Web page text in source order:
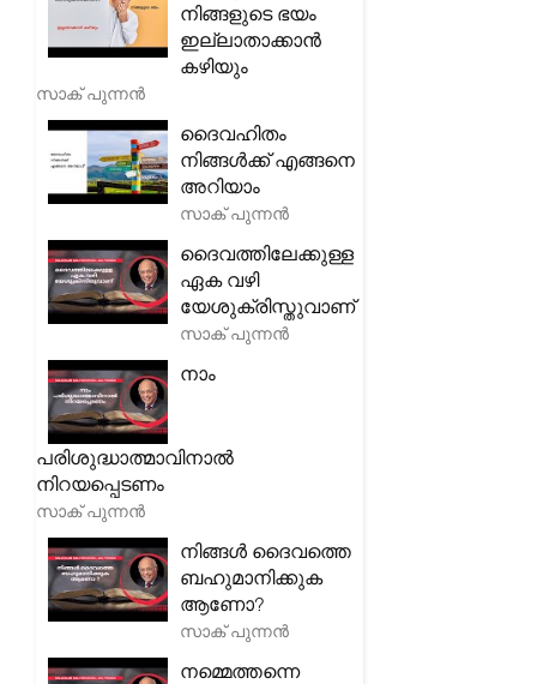
നിങ്ങളുടെ ഭയം
ഇല്ലാതാക്കാൻ
കഴിയും
സാക് പുന്നൻ
ദൈവഹിതം
നിങ്ങൾക്ക് എങ്ങനെ
അറിയാം
സാക് പുന്നൻ
ദൈവത്തിലേക്കുള്ള
ഏക വഴി
യേശുക്രിസ്തുവാണ്
സാക് പുന്നൻ
നാം
പരിശുദ്ധാത്മാവിനാൽ
നിറയപ്പെടണം
സാക് പുന്നൻ
നിങ്ങൾ ദൈവത്തെ
ബഹുമാനിക്കുക
ആണോ?
സാക് പുന്നൻ
നമ്മെത്തന്നെ